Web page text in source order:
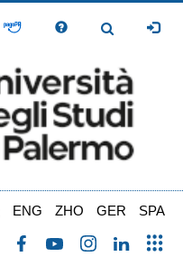
Toggle
ENG ZHO GER SPA